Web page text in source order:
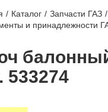
/ Каталог / Запчасти ГАЗ /
и принадлежности
533274